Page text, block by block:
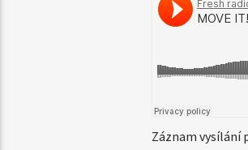
Záznam vysílání